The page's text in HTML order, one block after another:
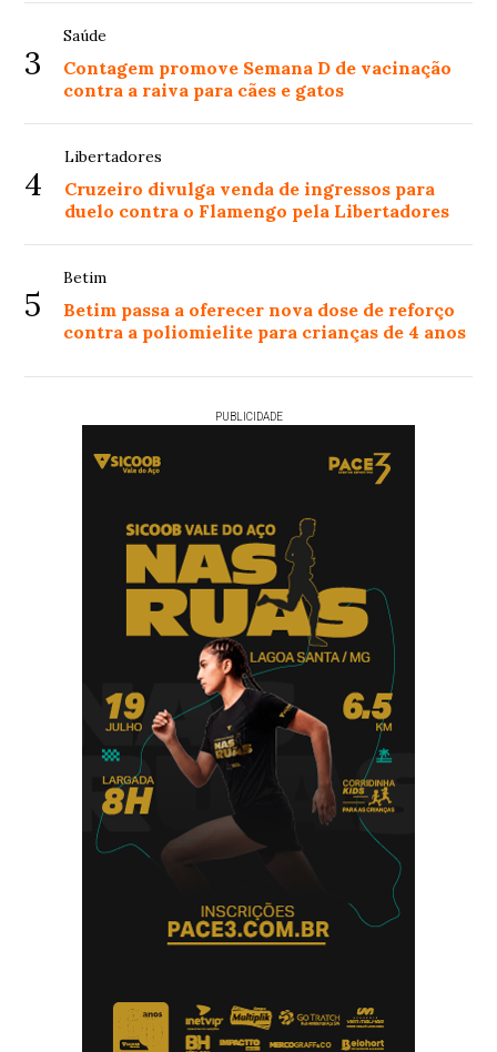
3
Saúde
Contagem promove Semana D de vacinação
contra a raiva para cães e gatos
4
Libertadores
Cruzeiro divulga venda de ingressos para
duelo contra o Flamengo pela Libertadores
5
Betim
Betim passa a oferecer nova dose de reforço
contra a poliomielite para crianças de 4 anos
PUBLICIDADE